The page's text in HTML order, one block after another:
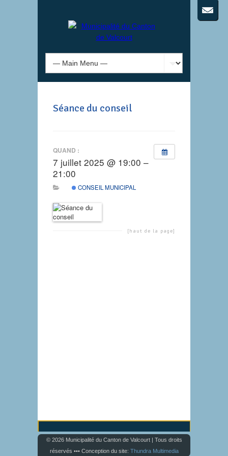
Séance du conseil
QUAND :
7 juillet 2025 @ 19:00 –
21:00
CONSEIL MUNICIPAL
[haut de la page]
© 2026 Municipalité du Canton de Valcourt | Tous droits
réservés ••• Conception du site: Thundra Multimedia